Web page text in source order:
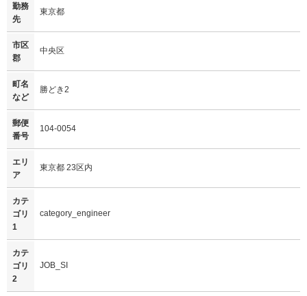
勤務
先
東京都
市区
郡
中央区
町名
など
勝どき2
郵便
番号
104-0054
エリ
ア
東京都 23区内
カテ
ゴリ
1
category_engineer
カテ
ゴリ
2
JOB_SI